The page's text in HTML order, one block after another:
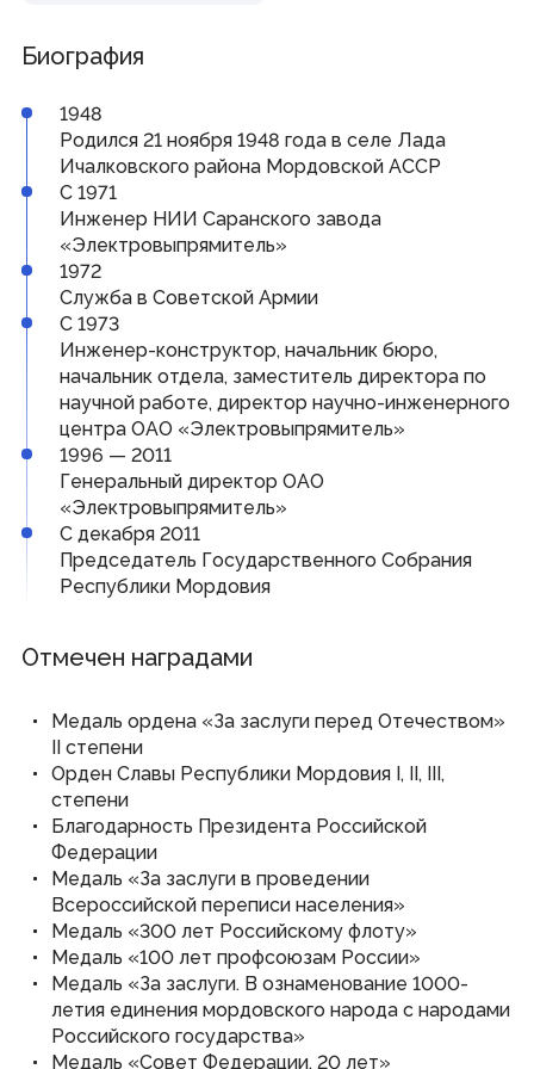
© Государственное Cобрание Республики Мордовия,
2024
Почетная Грамота Государственного Собрания
Благодарность Председателя Государственного
Собрания
Знак за заслуги в развитии законодательства и
парламентаризма
Информация
Противодействие коррупции
Кадровое обеспечение
Информационные и аналитические материалы
Доклад о состоянии законодательства
Законодательные органы ПФО
Публичные слушания
Молодежный парламент
Гражданам
Виртуальная приемная
Контакты
Трансляции заседаний
Федеральные органы государственной власти
Органы государственной власти РМ
Биография
1948
Родился 21 ноября 1948 года в селе Лада
Ичалковского района Мордовской АССР
С 1971
Инженер НИИ Саранского завода
«Электровыпрямитель»
1972
Служба в Советской Армии
С 1973
Инженер-конструктор, начальник бюро,
начальник отдела, заместитель директора по
научной работе, директор научно-инженерного
центра ОАО «Электровыпрямитель»
1996 — 2011
Генеральный директор ОАО
«Электровыпрямитель»
С декабря 2011
Председатель Государственного Собрания
Республики Мордовия
Отмечен наградами
Медаль ордена «За заслуги перед Отечеством»
II степени
Орден Славы Республики Мордовия I, II, III,
степени
Благодарность Президента Российской
Федерации
Медаль «За заслуги в проведении
Всероссийской переписи населения»
Медаль «300 лет Российскому флоту»
Медаль «100 лет профсоюзам России»
Медаль «За заслуги. В ознаменование 1000-
летия единения мордовского народа с народами
Российского государства»
Медаль «Совет Федерации. 20 лет»